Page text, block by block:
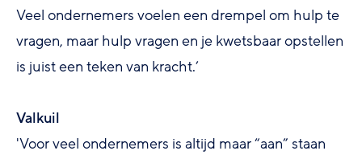
Veel ondernemers voelen een drempel om hulp te
vragen, maar hulp vragen en je kwetsbaar opstellen
is juist een teken van kracht.’
Valkuil
'Voor veel ondernemers is altijd maar “aan” staan